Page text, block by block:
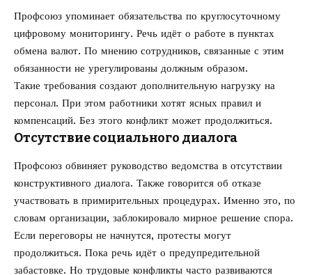
Профсоюз упоминает обязательства по круглосуточному
цифровому мониторингу. Речь идёт о работе в пунктах
обмена валют. По мнению сотрудников, связанные с этим
обязанности не урегулированы должным образом.
Такие требования создают дополнительную нагрузку на
персонал. При этом работники хотят ясных правил и
компенсаций. Без этого конфликт может продолжиться.
Отсутствие социального диалога
Профсоюз обвиняет руководство ведомства в отсутствии
конструктивного диалога. Также говорится об отказе
участвовать в примирительных процедурах. Именно это, по
словам организации, заблокировало мирное решение спора.
Если переговоры не начнутся, протесты могут
продолжиться. Пока речь идёт о предупредительной
забастовке. Но трудовые конфликты часто развиваются